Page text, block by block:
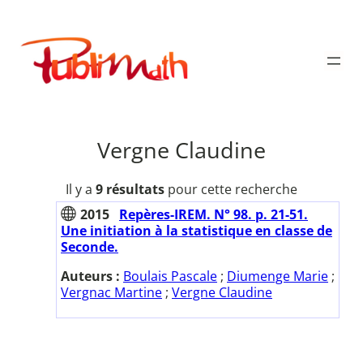
contenu
Publimath
Vergne Claudine
Il y a 9 résultats pour cette recherche
2015 Repères-IREM. N° 98. p. 21-51.
Une initiation à la statistique en classe de
Seconde.
Auteurs : Boulais Pascale ; Diumenge Marie ;
Vergnac Martine ; Vergne Claudine